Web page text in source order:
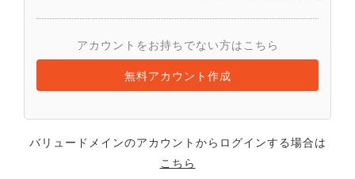
アカウントをお持ちでない方はこちら
無料アカウント作成
バリュードメインのアカウントからログインする場合は
こちら